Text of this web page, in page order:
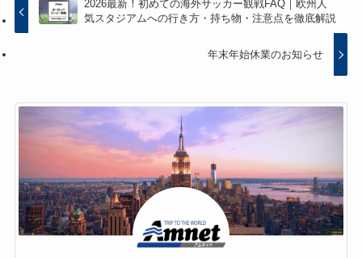
2026最新！初めての海外サッカー観戦FAQ｜欧州人
気スタジアムへの行き方・持ち物・注意点を徹底解説
年末年始休業のお知らせ